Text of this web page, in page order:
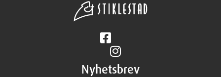
Følg på Facebook
Følg på Instagram
Nyhetsbrev